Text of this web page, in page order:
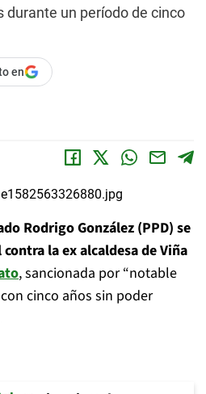
durante un período de cinco
en
Rodrigo González (PPD) se
la ex alcaldesa de Viña
, sancionada por “notable
cinco años sin poder